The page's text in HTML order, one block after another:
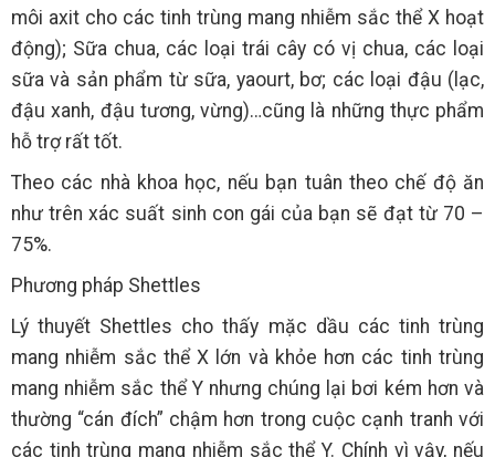
môi axit cho các tinh trùng mang nhiễm sắc thể X hoạt
động); Sữa chua, các loại trái cây có vị chua, các loại
sữa và sản phẩm từ sữa, yaourt, bơ; các loại đậu (lạc,
đậu xanh, đậu tương, vừng)…cũng là những thực phẩm
hỗ trợ rất tốt.
Theo các nhà khoa học, nếu bạn tuân theo chế độ ăn
như trên xác suất sinh con gái của bạn sẽ đạt từ 70 –
75%.
Phương pháp Shettles
Lý thuyết Shettles cho thấy mặc dầu các tinh trùng
mang nhiễm sắc thể X lớn và khỏe hơn các tinh trùng
mang nhiễm sắc thể Y nhưng chúng lại bơi kém hơn và
thường “cán đích” chậm hơn trong cuộc cạnh tranh với
các tinh trùng mang nhiễm sắc thể Y. Chính vì vậy, nếu